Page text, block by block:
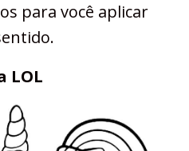
para você aplicar
LOL